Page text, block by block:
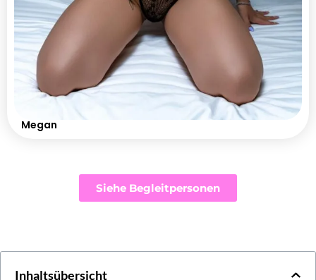
Megan
Siehe Begleitpersonen
Inhaltsübersicht